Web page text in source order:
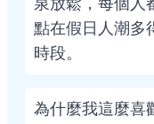
泉放鬆，每個人
點在假日人潮多
時段。
為什麼我這麼喜